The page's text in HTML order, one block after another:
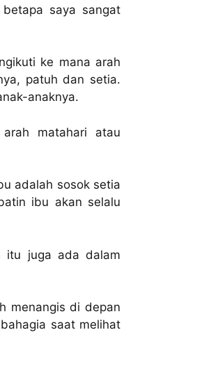
saya sangat
ke mana arah
patuh dan setia.
anaknya.
matahari atau
adalah sosok setia
ibu akan selalu
itu juga ada dalam
menangis di depan
saat melihat